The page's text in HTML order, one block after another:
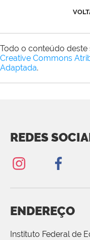
Todo o conteúdo deste
Creative Commons
Adaptada.
REDES
ENDEREÇO
Instituto Federal de